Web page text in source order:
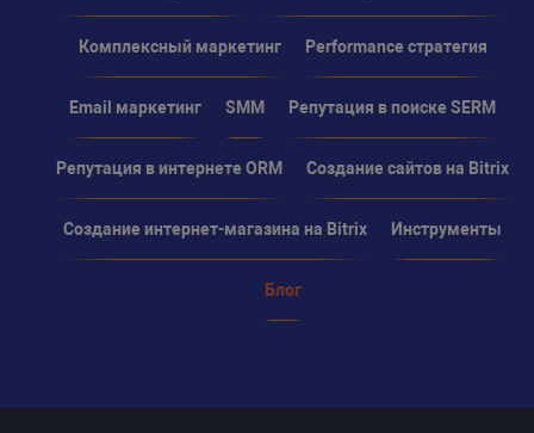
Комплексный маркетинг Performance стратегия
Email маркетинг SMM Репутация в поиске SERM
Репутация в интернете ORM Создание сайтов на Bitrix
Создание интернет-магазина на Bitrix Инструменты
Блог